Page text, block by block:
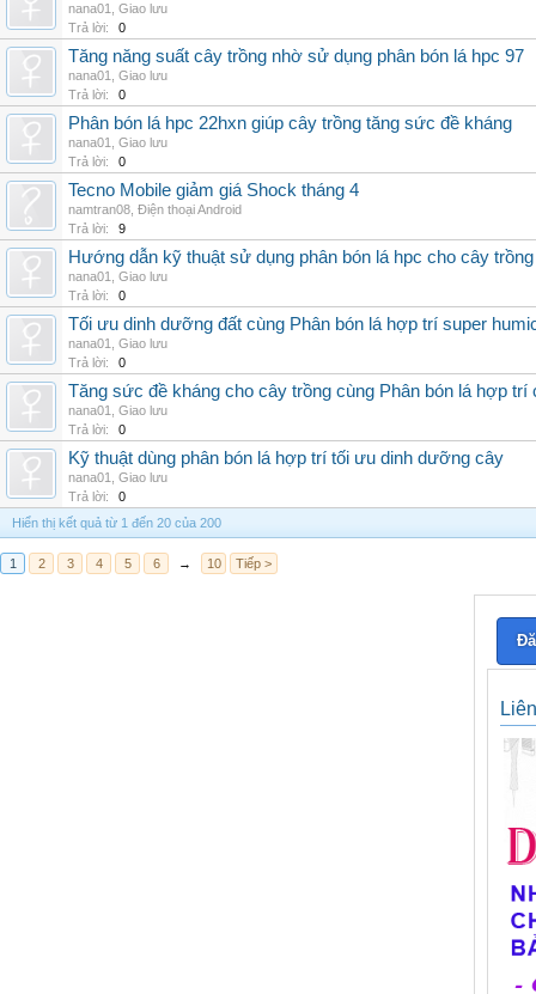
nana01
Giao lưu
Trả lời:
0
Tăng năng suất cây trồng nhờ sử dụng phân bón lá hpc 97
nana01
Giao lưu
Trả lời:
0
Phân bón lá hpc 22hxn giúp cây trồng tăng sức đề kháng
nana01
Giao lưu
Trả lời:
0
Tecno Mobile giảm giá Shock tháng 4
namtran08 Điện thoại Android
Trả lời:
9
Hướng dẫn kỹ thuật sử dụng phân bón lá hpc cho cây trồng
nana01
Giao lưu
Trả lời:
0
Tối ưu dinh dưỡng đất cùng Phân bón lá hợp trí super
nana01
Giao lưu
Trả lời:
0
Tăng sức đề kháng cho cây trồng cùng Phân bón lá hợp trí
nana01
Giao lưu
Trả lời:
0
Kỹ thuật dùng phân bón lá hợp trí tối ưu dinh dưỡng cây
nana01
Giao lưu
Trả lời:
0
Hiển thị kết quả từ 1 đến 20 của 200
1 2 3 4 5 6 → 10 Tiếp >